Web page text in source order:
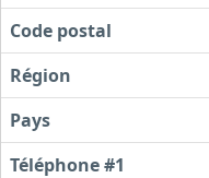
Code postal
Région
Pays
Téléphone #1